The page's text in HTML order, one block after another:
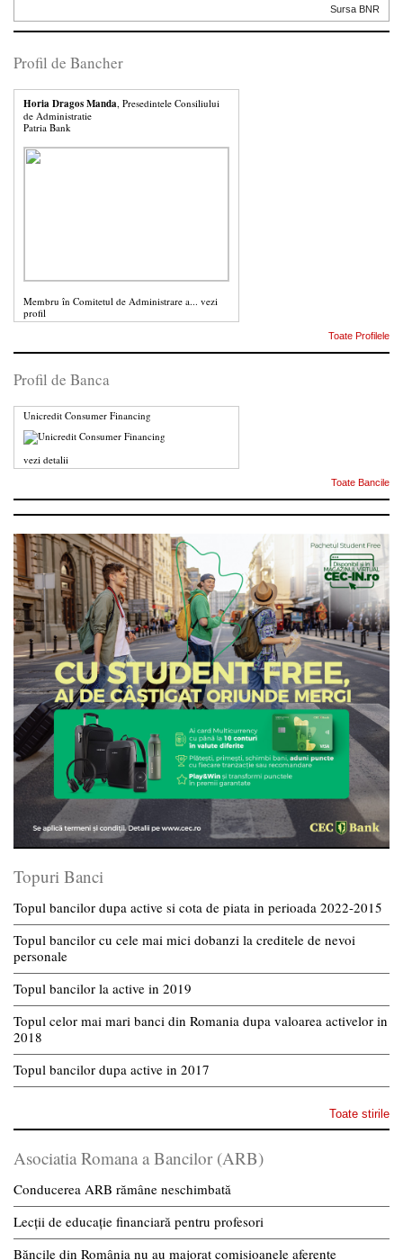
Sursa BNR
Profil de Bancher
Horia Dragos Manda , Presedintele Consiliului
de Administratie
Patria Bank
Membru în Comitetul de Administrare a... vezi
profil
Toate Profilele
Profil de Banca
Unicredit Consumer Financing
vezi detalii
Toate Bancile
Topuri Banci
Topul bancilor dupa active si cota de piata in perioada 2022-2015
Topul bancilor cu cele mai mici dobanzi la creditele de nevoi
personale
Topul bancilor la active in 2019
Topul celor mai mari banci din Romania dupa valoarea activelor in
2018
Topul bancilor dupa active in 2017
Toate stirile
Asociatia Romana a Bancilor (ARB)
Conducerea ARB rămâne neschimbată
Lecții de educație financiară pentru profesori
Băncile din România nu au majorat comisioanele aferente